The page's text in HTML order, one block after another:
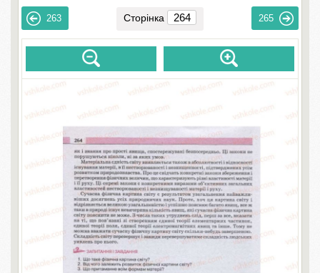
263 Сторінка 265